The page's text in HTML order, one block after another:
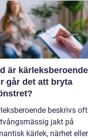
är kärleksberoende
går det att bryta
beskrivs
jakt på
kärlek, närhet eller